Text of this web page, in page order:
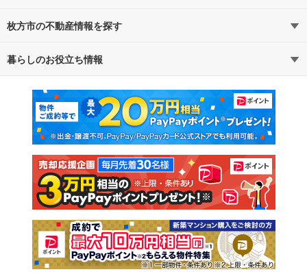
路線・駅から探す
通勤・通学時間から探す
枚方市の不動産情報を探す
不動産・住宅
新築マンション 中古マンション
新築一戸建て 中古一戸建て
注文住宅 土地
売却査定
暮らしのお役立ち情報
マンションカタログ 教えて！住まいの先生